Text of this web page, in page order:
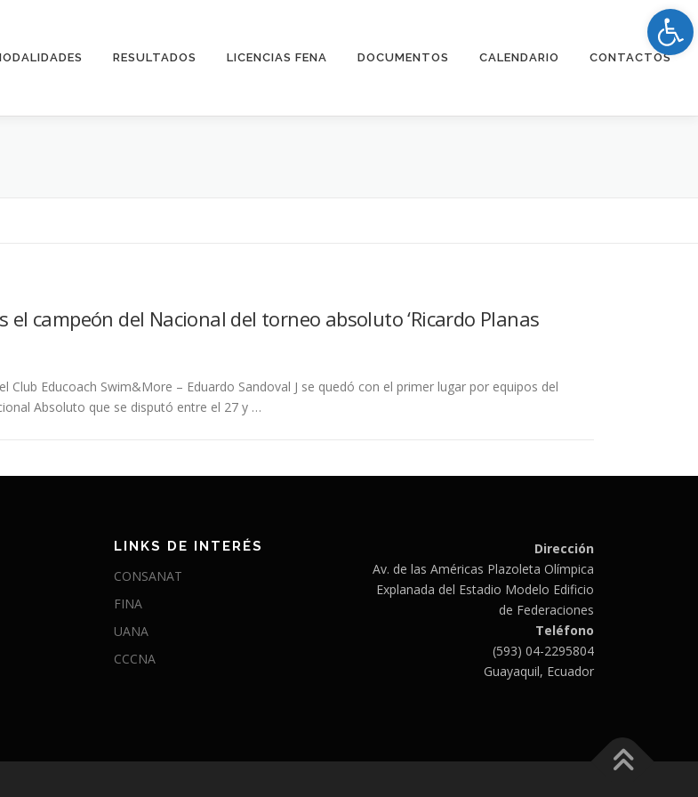
RESULTADOS LICENCIAS FENA DOCUMENTOS CALENDARIO CONTACTOS
el campeón del Nacional del torneo absoluto ‘Ricardo Planas
Club Educoach Swim&More – Eduardo Sandoval J se quedó con el primer lugar por equipos del
Absoluto que se disputó entre el 27 y …
LINKS DE INTERÉS
CONSANAT
FINA
UANA
CCCNA
Dirección
Av. de las Américas Plazoleta Olímpica
Explanada del Estadio Modelo Edificio
de Federaciones
Teléfono
(593) 04-2295804
Guayaquil, Ecuador